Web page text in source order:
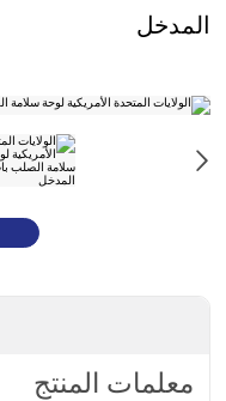
المدخل
معلمات المنتج